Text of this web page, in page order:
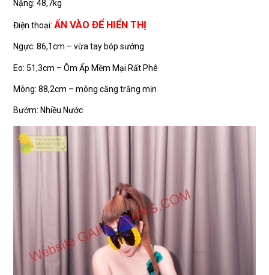
Nặng: 48,7kg
Điện thoại:ẤN VÀO ĐỂ HIỂN THỊ
Ngực: 86,1cm – vừa tay bóp sướng
Eo: 51,3cm – Ôm Ấp Mềm Mại Rất Phê
Mông: 88,2cm – mông căng trắng mịn
Bướm: Nhiều Nước